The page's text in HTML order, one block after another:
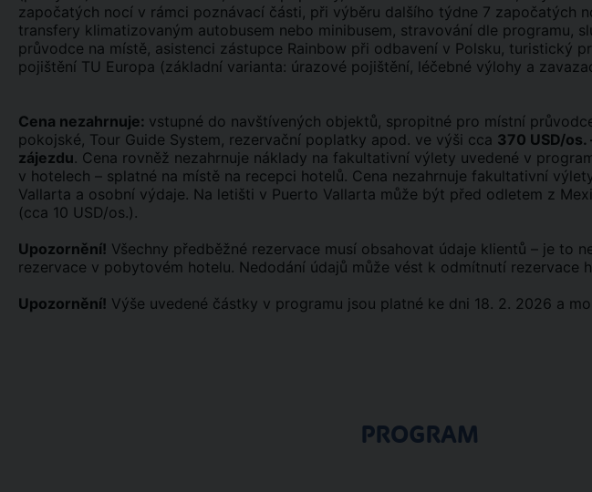
započatých nocí v rámci poznávací části, při výběru dalšího týdne 7 započatých
transfery klimatizovaným autobusem nebo minibusem, stravování dle programu,
průvodce na místě, asistenci zástupce Rainbow při odbavení v Polsku, turistický
pojištění TU Europa (základní varianta: úrazové pojištění, léčebné výlohy a
Cena nezahrnuje: vstupné do navštívených objektů, spropitné pro místní
pokojské, Tour Guide System, rezervační poplatky apod. ve výši cca 370 USD/
zájezdu. Cena rovněž nezahrnuje náklady na fakultativní výlety uvedené v
v hotelech – splatné na místě na recepci hotelů. Cena nezahrnuje fakultativní
Vallarta a osobní výdaje. Na letišti v Puerto Vallarta může být před odletem z
(cca 10 USD/os.).
Upozornění! Všechny předběžné rezervace musí obsahovat údaje klientů – je to
rezervace v pobytovém hotelu. Nedodání údajů může vést k odmítnutí rezervace
Upozornění! Výše uvedené částky v programu jsou platné ke dni 18. 2. 2026 a
PROGRAM